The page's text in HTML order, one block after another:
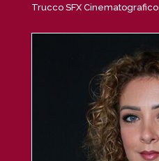
Trucco SFX Cinematografico